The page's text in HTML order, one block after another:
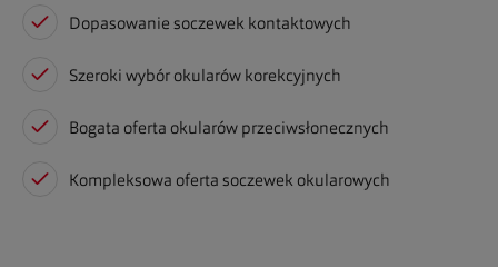
Dopasowanie soczewek kontaktowych
Szeroki wybór okularów korekcyjnych
Bogata oferta okularów przeciwsłonecznych
Kompleksowa oferta soczewek okularowych